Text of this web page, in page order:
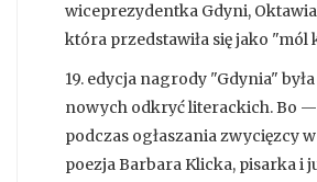
wiceprezydentka Gdyni,
która przedstawiła się jako "mól
19. edycja nagrody "Gdynia"
nowych odkryć literackich. Bo —
podczas ogłaszania zwycięzcy
poezja Barbara Klicka, pisarka i